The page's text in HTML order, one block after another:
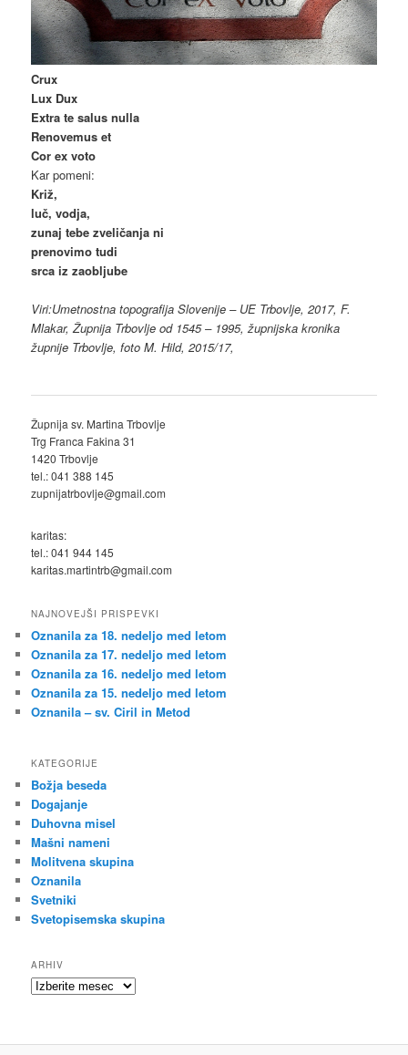
Crux
Lux Dux
Extra te salus nulla
Renovemus et
Cor ex voto
Kar pomeni:
Križ,
luč, vodja,
zunaj tebe zveličanja ni
prenovimo tudi
srca iz zaobljube
Viri:Umetnostna topografija Slovenije – UE Trbovlje, 2017, F.
Mlakar, Župnija Trbovlje od 1545 – 1995, župnijska kronika
župnije Trbovlje, foto M. Hild, 2015/17,
Župnija sv. Martina Trbovlje
Trg Franca Fakina 31
1420 Trbovlje
tel.: 041 388 145
zupnijatrbovlje@gmail.com
karitas:
tel.: 041 944 145
karitas.martintrb@gmail.com
NAJNOVEJŠI PRISPEVKI
Oznanila za 18. nedeljo med letom
Oznanila za 17. nedeljo med letom
Oznanila za 16. nedeljo med letom
Oznanila za 15. nedeljo med letom
Oznanila – sv. Ciril in Metod
KATEGORIJE
Božja beseda
Dogajanje
Duhovna misel
Mašni nameni
Molitvena skupina
Oznanila
Svetniki
Svetopisemska skupina
ARHIV
Arhiv